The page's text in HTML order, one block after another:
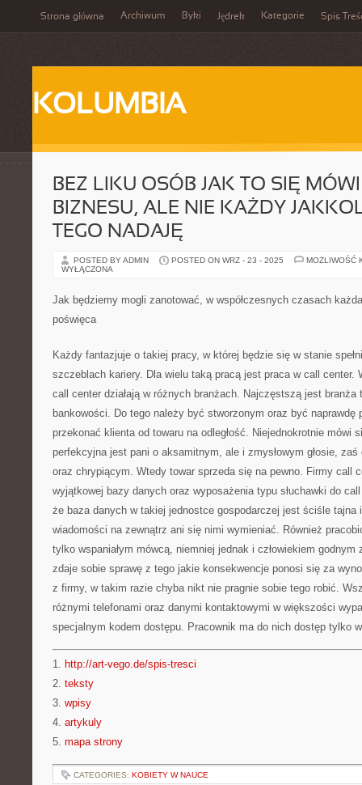
Strona główna Archiwum Byki Jędrek Kategorie Spis
KOLUMBIA
BEZ LIKU OSÓB JAK TO SIĘ
BIZNESU, ALE NIE KAŻDY
TEGO NADAJĘ
POSTED BY ADMIN POSTED ON WRZ - 23 - 2025
MOŻLIWOŚĆ
WYŁĄCZONA
Jak będziemy mogli zanotować, w współczesnych czasach
poświęca
Każdy fantazjuje o takiej pracy, w której będzie się w stanie
szczeblach kariery. Dla wielu taką pracą jest praca w call center.
call center działają w różnych branżach. Najczęstszą jest branża
bankowości. Do tego należy być stworzonym oraz być naprawdę
przekonać klienta od towaru na odległość. Niejednokrotnie mówi
perfekcyjna jest pani o aksamitnym, ale i zmysłowym głosie,
oraz chrypiącym. Wtedy towar sprzeda się na pewno. Firmy call
wyjątkowej bazy danych oraz wyposażenia typu słuchawki do
że baza danych w takiej jednostce gospodarczej jest ściśle tajna
wiadomości na zewnątrz ani się nimi wymieniać. Również
tylko wspaniałym mówcą, niemniej jednak i człowiekiem
zdaje sobie sprawę z tego jakie konsekwencje ponosi się za
z firmy, w takim razie chyba nikt nie pragnie sobie tego robić.
różnymi telefonami oraz danymi kontaktowymi w większości
specjalnym kodem dostępu. Pracownik ma do nich dostęp tylko
1. http://art-vego.de/spis-tresci
2. teksty
3. wpisy
4. artykuly
5. mapa strony
CATEGORIES: KOBIETY W NAUCE